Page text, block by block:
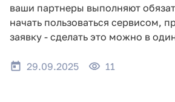
ваши партнеры выполняют
начать пользоваться сервисом,
заявку - сделать это можно в
29.09.2025 11